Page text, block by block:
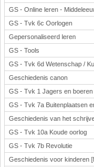
GS - Online leren -
GS - Tvk 6c Oorlogen
Gepersonaliseerd leren
GS - Tools
GS - Tvk 6d Wetenschap /
Geschiedenis canon
GS - Tvk 1 Jagers en boeren
GS - Tvk 7a Buitenplaatsen
Geschiedenis van het
GS - Tvk 10a Koude oorlog
GS - Tvk 7b Revolutie
Geschiedenis voor kinderen